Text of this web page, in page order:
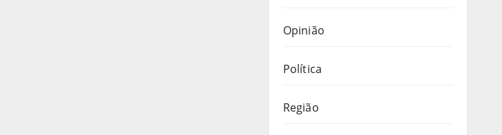
Opinião
Política
Região